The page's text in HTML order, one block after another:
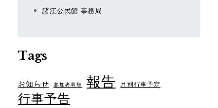
諸江公民館 事務局
Tags
お知らせ 参加者募集 報告 月別行事予定
行事予告